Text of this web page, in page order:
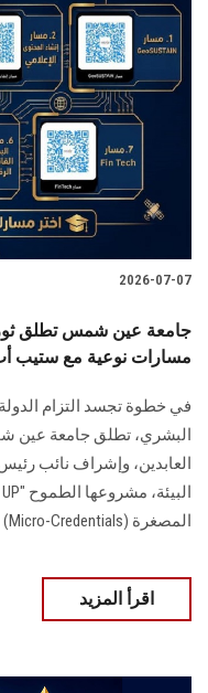
2026-07-07
مسارات نوعية مع ستيب
في خطوة تجسد التزام
البشري، تطلق جامعة عين
العابدين، وإشراف نائب
المصغرة (Micro-Credentials)
اقرأ المزيد